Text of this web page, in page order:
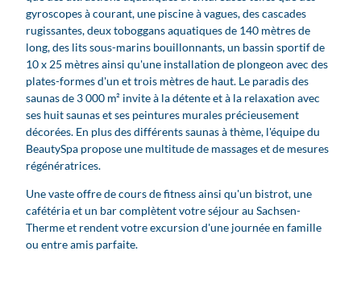
gyroscopes à courant, une piscine à vagues, des cascades
rugissantes, deux toboggans aquatiques de 140 mètres de
long, des lits sous-marins bouillonnants, un bassin sportif de
10 x 25 mètres ainsi qu'une installation de plongeon avec des
plates-formes d'un et trois mètres de haut. Le paradis des
saunas de 3 000 m² invite à la détente et à la relaxation avec
ses huit saunas et ses peintures murales précieusement
décorées. En plus des différents saunas à thème, l'équipe du
BeautySpa propose une multitude de massages et de mesures
régénératrices.
Une vaste offre de cours de fitness ainsi qu'un bistrot, une
cafétéria et un bar complètent votre séjour au Sachsen-
Therme et rendent votre excursion d'une journée en famille
ou entre amis parfaite.